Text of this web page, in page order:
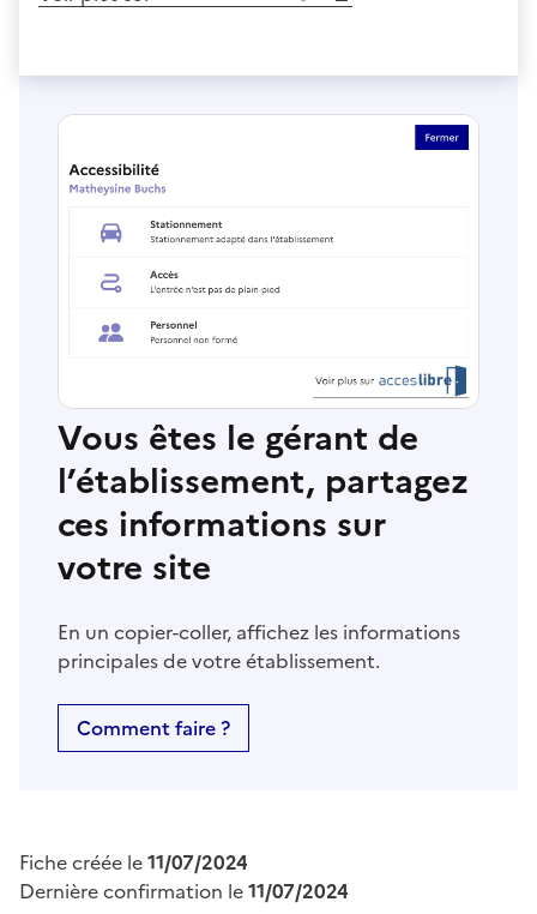
Vous êtes le gérant de
l’établissement, partagez
ces informations sur
votre site
En un copier-coller, affichez les informations
principales de votre établissement.
Comment faire ?
Fiche créée le11/07/2024
Dernière confirmation le11/07/2024